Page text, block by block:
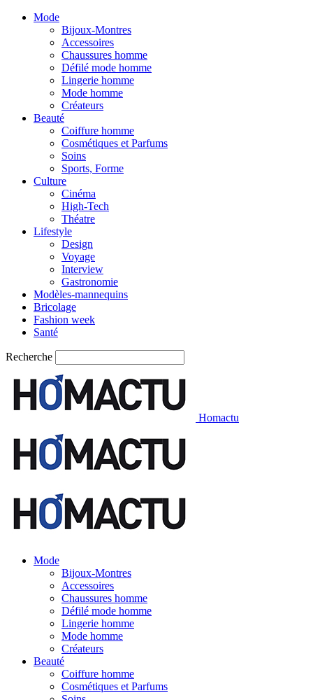
Mode
Bijoux-Montres
Accessoires
Chaussures homme
Défilé mode homme
Lingerie homme
Mode homme
Créateurs
Beauté
Coiffure homme
Cosmétiques et Parfums
Soins
Sports, Forme
Culture
Cinéma
High-Tech
Théatre
Lifestyle
Design
Voyage
Interview
Gastronomie
Modèles-mannequins
Bricolage
Fashion week
Santé
Recherche
Homactu
Mode
Bijoux-Montres
Accessoires
Chaussures homme
Défilé mode homme
Lingerie homme
Mode homme
Créateurs
Beauté
Coiffure homme
Cosmétiques et Parfums